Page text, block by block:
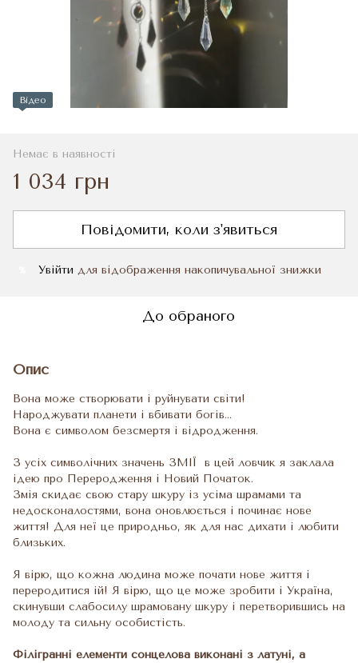
Відео
Немає в наявності
1 034 грн
Повідомити, коли з'явиться
Увійти для відображення накопичувальної знижки
До обраного
Опис
Вона може створювати і руйнувати світи!
Народжувати планети і вбивати богів...
Вона є символом безсмертя і відродження.
З усіх символічних значень ЗМІЇ в цей ловчик я заклала
ідею про Переродження і Новий Початок.
Змія скидає свою стару шкуру із усіма шрамами та
недосконалостями, вона оновлюється і починає нове
життя! Для неї це природньо, як для нас дихати і любити
близьких.
Я вірю, що кожна людина може почати нове життя і
переродитися ій! Я вірю, що це може зробити і Україна,
скинувши слабосилу шрамовану шкуру і перетворившись на
молоду та сильну особистість.
Філігранні елементи сонцелова виконані з латуні, а